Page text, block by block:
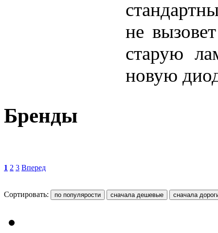
не
старую
новую
Бренды
1 2 3 Вперед
Сортировать: